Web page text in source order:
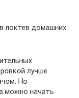
локтев домашних
лучше
Но
можно начать